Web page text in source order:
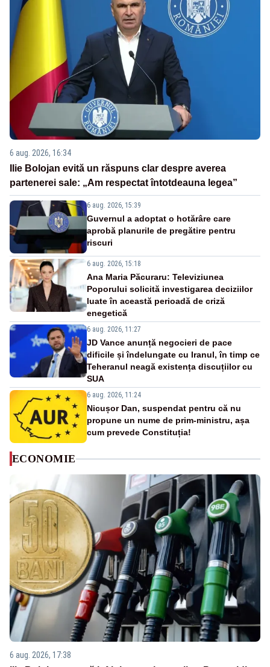
6 aug. 2026, 16:34
Ilie Bolojan evită un răspuns clar despre averea
partenerei sale: „Am respectat întotdeauna legea”
6 aug. 2026, 15:39
Guvernul a adoptat o hotărâre care
aprobă planurile de pregătire pentru
riscuri
6 aug. 2026, 15:18
Ana Maria Păcuraru: Televiziunea
Poporului solicită investigarea deciziilor
luate în această perioadă de criză
enegetică
6 aug. 2026, 11:27
JD Vance anunță negocieri de pace
dificile și îndelungate cu Iranul, în timp ce
Teheranul neagă existența discuțiilor cu
SUA
6 aug. 2026, 11:24
Nicușor Dan, suspendat pentru că nu
propune un nume de prim-ministru, așa
cum prevede Constituția!
ECONOMIE
6 aug. 2026, 17:38